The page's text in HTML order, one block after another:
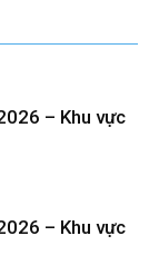
– Khu vực
– Khu vực